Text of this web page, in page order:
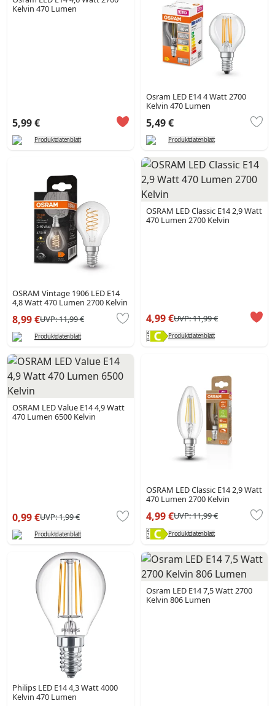
Kelvin 470 Lumen
5,99 €
Produktdatenblatt
Osram LED E14 4 Watt 2700
Kelvin 470 Lumen
5,49 €
Produktdatenblatt
OSRAM Vintage 1906 LED E14
4,8 Watt 470 Lumen 2700 Kelvin
8,99 €UVP:11,99 €
Produktdatenblatt
OSRAM LED Classic E14 2,9 Watt
470 Lumen 2700 Kelvin
4,99 €UVP:11,99 €
Produktdatenblatt
OSRAM LED Value E14 4,9 Watt
470 Lumen 6500 Kelvin
0,99 €UVP:1,99 €
Produktdatenblatt
OSRAM LED Classic E14 2,9 Watt
470 Lumen 2700 Kelvin
4,99 €UVP:11,99 €
Produktdatenblatt
Philips LED E14 4,3 Watt 4000
Kelvin 470 Lumen
Osram LED E14 7,5 Watt 2700
Kelvin 806 Lumen